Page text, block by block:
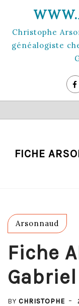
content
Christophe
généalogiste
Close
FICHE
Arsonnaud
Fiche
BY CHRISTOPHE